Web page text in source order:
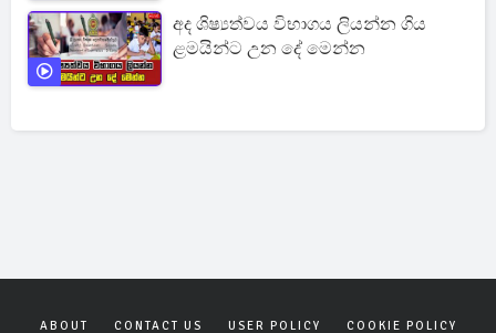
අද ශිෂ්‍යත්වය විභාගය ලියන්න ගිය
ළමයින්ට උන දේ මෙන්න
ABOUT CONTACT US USER POLICY COOKIE POLICY